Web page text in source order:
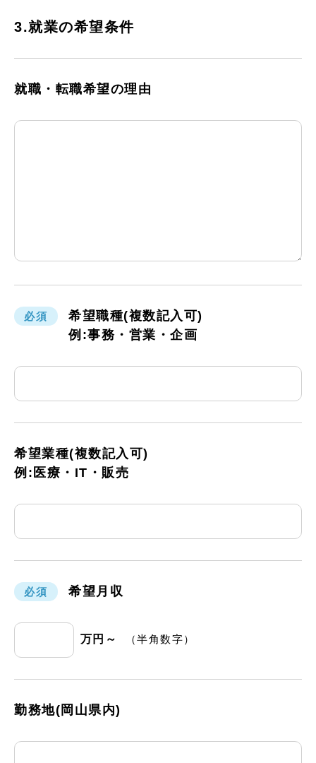
3.就業の希望条件
就職・転職希望の理由
必須
希望職種(複数記入可)
例:事務・営業・企画
希望業種(複数記入可)
例:医療・IT・販売
必須 希望月収
万円～ （半角数字）
勤務地(岡山県内)